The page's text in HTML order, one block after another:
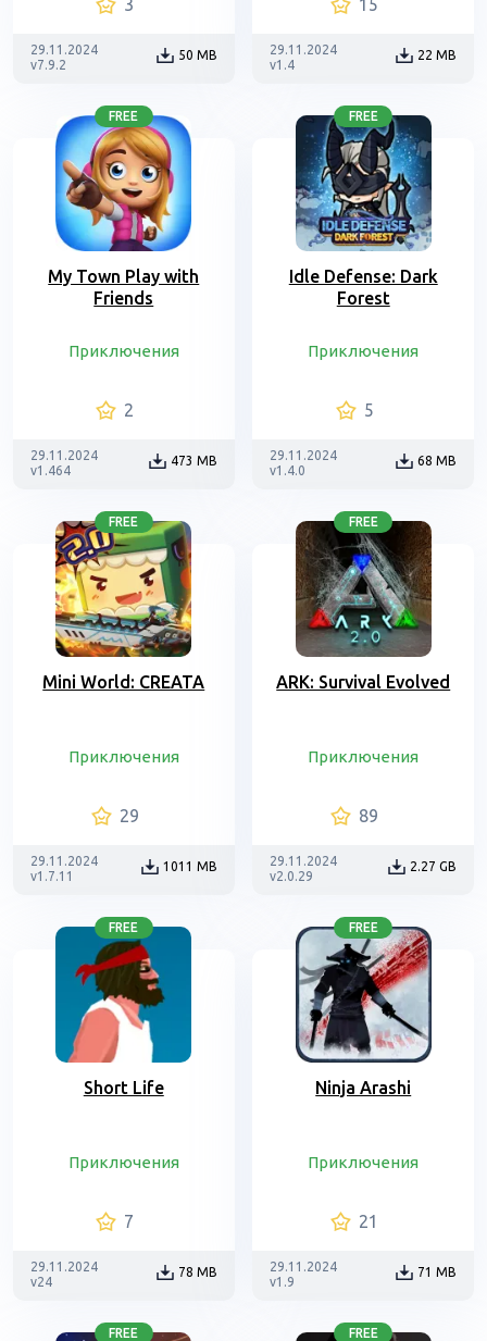
3
29.11.2024
v7.9.2
50 MB
15
29.11.2024
v1.4
22 MB
FREE
My Town Play with
Friends
Приключения
2
29.11.2024
v1.464
473 MB
FREE
Idle Defense: Dark
Forest
Приключения
5
29.11.2024
v1.4.0
68 MB
FREE
Mini World: CREATA
Приключения
29
29.11.2024
v1.7.11
1011 MB
FREE
ARK: Survival Evolved
Приключения
89
29.11.2024
v2.0.29
2.27 GB
FREE
Short Life
Приключения
7
29.11.2024
v24
78 MB
FREE
Ninja Arashi
Приключения
21
29.11.2024
v1.9
71 MB
FREE FREE